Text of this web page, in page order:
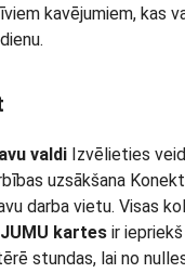
kavējumiem, kas
valdi Izvēlieties
uzsākšana
darba vietu. Visas
kartes ir
stundas, lai no